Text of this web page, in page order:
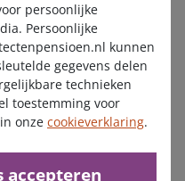
persoonlijke
Persoonlijke
kunnen
gegevens delen
technieken
toestemming voor
onze cookieverklaring.
accepteren